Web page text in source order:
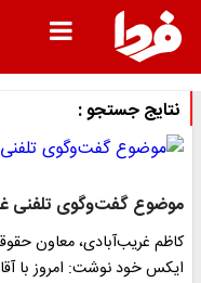
نتایج جستجو :
موضوع گفت‌وگوی تلفنی
کاظم غریب‌آبادی، معاون
ایکس خود نوشت: امروز با